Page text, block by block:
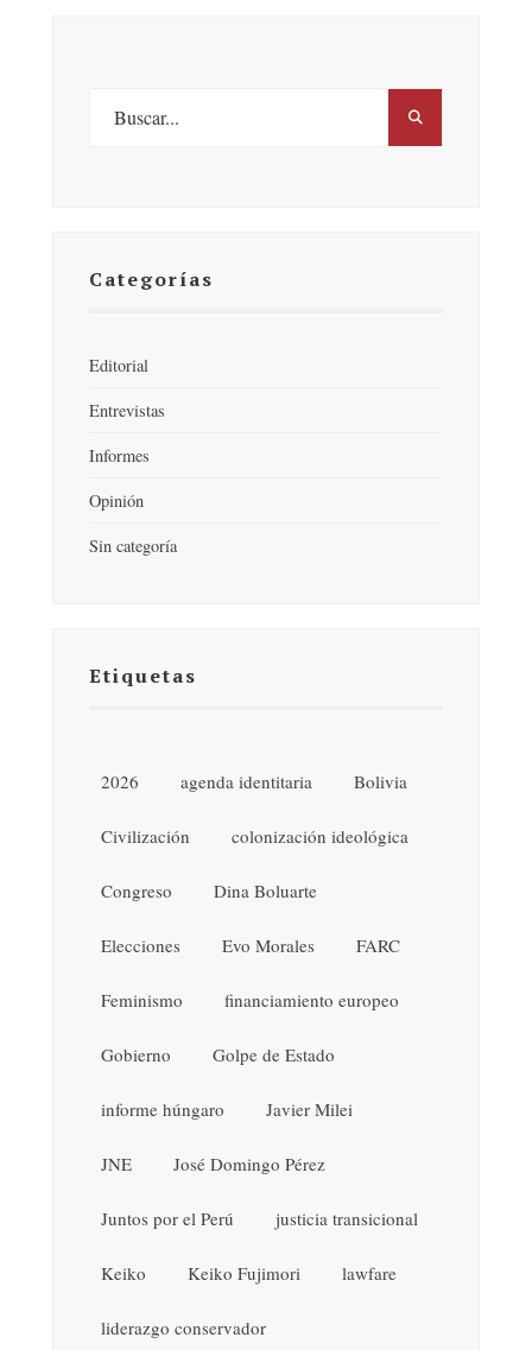
Categorías
Editorial
Entrevistas
Informes
Opinión
Sin categoría
Etiquetas
2026 agenda identitaria Bolivia
Civilización colonización ideológica
Congreso Dina Boluarte
Elecciones Evo Morales FARC
Feminismo financiamiento europeo
Gobierno Golpe de Estado
informe húngaro Javier Milei
JNE José Domingo Pérez
Juntos por el Perú justicia transicional
Keiko Keiko Fujimori lawfare
liderazgo conservador